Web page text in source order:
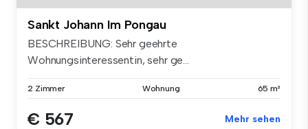
Sankt Johann Im Pongau
BESCHREIBUNG: Sehr geehrte
Wohnungsinteressentin, sehr ge...
2 Zimmer Wohnung 65 m²
€ 567 Mehr sehen